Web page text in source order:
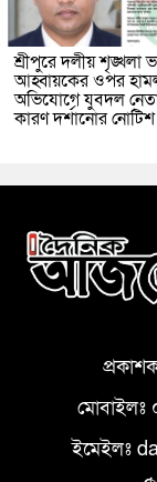
শ্রীপুরে দলীয় শৃঙ্খলা
আহ্বায়কের ওপর
অভিযোগে যুবদল
কারণ দর্শানোর নোটিশ
ইমেইলঃ